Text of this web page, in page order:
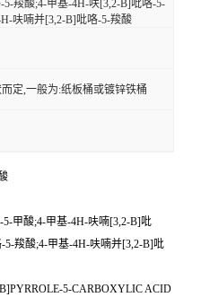
5-羧酸;4-甲基-4H-呋[3,2-B]吡咯-5-
呋喃并[3,2-B]吡咯-5-羧酸
定,一般为:纸板桶或镀锌铁桶
甲酸;4-甲基-4H-呋喃[3,2-B]吡
羧酸;4-甲基-4H-呋喃并[3,2-B]吡
5-CARBOXYLIC ACID